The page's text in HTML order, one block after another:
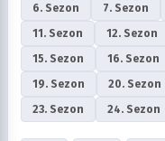
6. Sezon
7. Sezon
11. Sezon
12. Sezon
15. Sezon
16. Sezon
19. Sezon
20. Sezon
23. Sezon
24. Sezon